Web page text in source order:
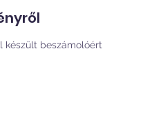
készült beszámolóért